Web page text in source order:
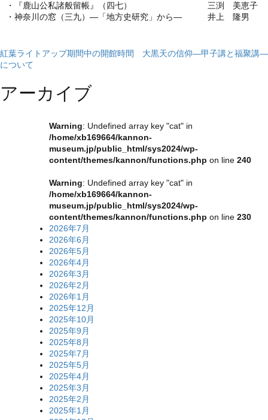
・『鹿山公私諸般留帳』（四七）
三渕 美恵子
・神奈川の窓（三九）―「地方史研究」から―
井上 隆男
投
ナ
紅葉ライトアップ期間中の開館時間
について
大黒天の信仰―甲子講と福聚講―
アーカイブ
Warning: Undefined array key "cat" in
/home/xb169664/kannon-
museum.jp/public_html/sys2024/wp-
content/themes/kannon/functions.php on line 240
Warning: Undefined array key "cat" in
/home/xb169664/kannon-
museum.jp/public_html/sys2024/wp-
content/themes/kannon/functions.php on line 230
2026年7月
2026年6月
2026年5月
2026年4月
2026年3月
2026年2月
2026年1月
2025年12月
2025年10月
2025年9月
2025年8月
2025年7月
2025年5月
2025年4月
2025年3月
2025年2月
2025年1月